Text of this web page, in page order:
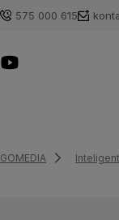
575 000 615
GOMEDIA